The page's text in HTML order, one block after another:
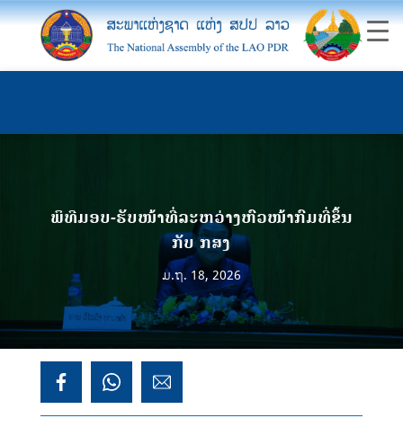
ພິທີມອບ-ຮັບໜ້າທີ່ລະຫວ່າງຫົວໜ້າກົມທີ່ຂຶ້ນ
ກັບ ກສງ
ມ.ຖ. 18, 2026